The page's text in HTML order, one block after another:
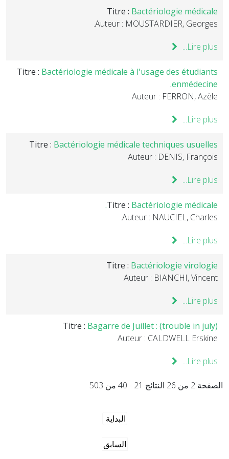
Titre : Bactériologie médicale
Auteur : MOUSTARDIER, Georges.
Lire plus...
Titre : Bactériologie médicale à l'usage des étudiants
enmédecine.
Auteur : FERRON, Azèle.
Lire plus...
Titre : Bactériologie médicale techniques usuelles
Auteur : DENIS, François.
Lire plus...
Titre : Bactériologie médicale.
Auteur : NAUCIEL, Charles.
Lire plus...
Titre : Bactériologie virologie
Auteur : BIANCHI, Vincent
Lire plus...
Titre : Bagarre de Juillet : (trouble in july)
Auteur : CALDWELL Erskine
Lire plus...
الصفحة 2 من 26 النتائج 21 - 40 من 503
البداية
السابق